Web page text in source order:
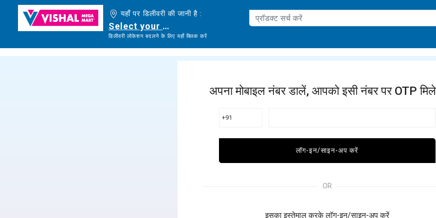
यहाँ पर डिलीवरी की जानी है :
Select your delivery location
डिलीवरी लोकेशन बदलने के लिए यहाँ क्लिक करें
अपना मोबाइल नंबर डालें, आपको इसी नंबर पर OTP
+91
लॉग-इन/साइन-अप करें
OR
इसका इस्तेमाल करके लॉग-इन/साइन-अप करें